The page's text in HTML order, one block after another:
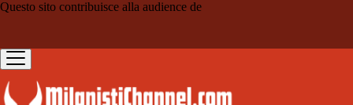
Questo sito contribuisce alla audience de